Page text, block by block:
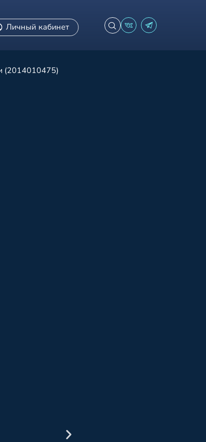
Личный кабинет
(2014010475)